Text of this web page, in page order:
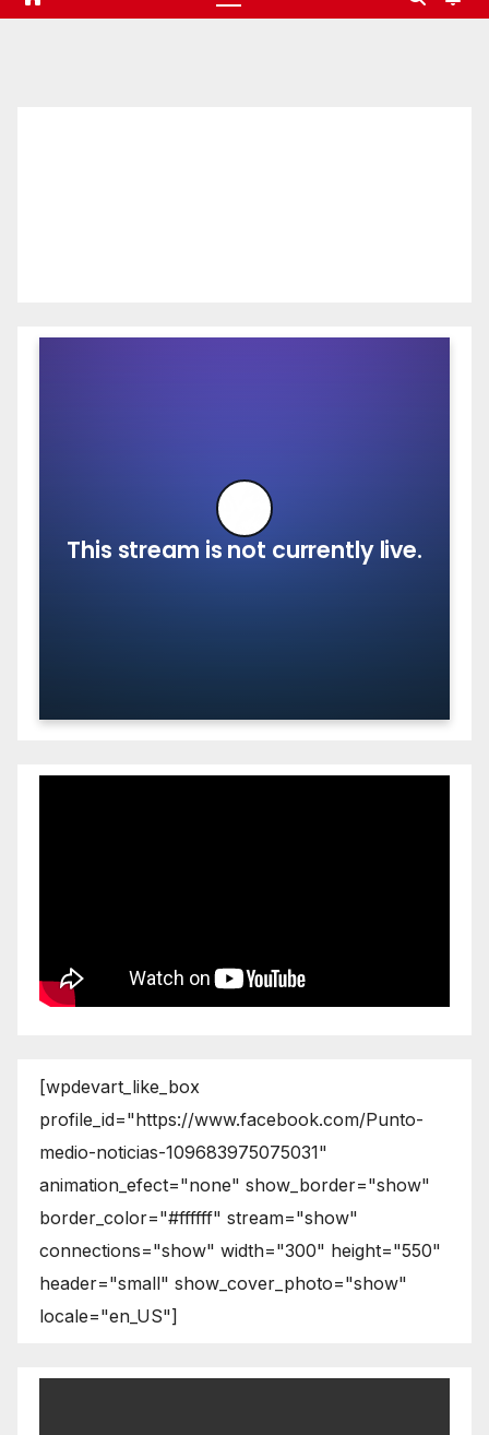
[wpdevart_like_box
profile_id="https://www.facebook.com/Punto-
medio-noticias-109683975075031"
animation_efect="none" show_border="show"
border_color="#ffffff" stream="show"
connections="show" width="300" height="550"
header="small" show_cover_photo="show"
locale="en_US"]